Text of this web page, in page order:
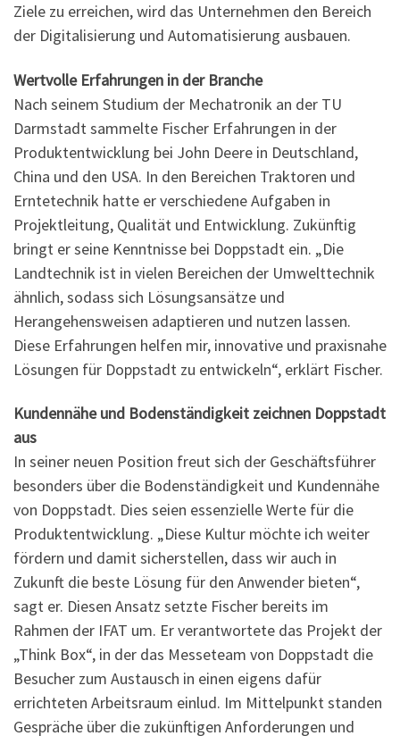
Ziele zu erreichen, wird das Unternehmen den Bereich
der Digitalisierung und Automatisierung ausbauen.
Wertvolle Erfahrungen in der Branche
Nach seinem Studium der Mechatronik an der TU
Darmstadt sammelte Fischer Erfahrungen in der
Produktentwicklung bei John Deere in Deutschland,
China und den USA. In den Bereichen Traktoren und
Erntetechnik hatte er verschiedene Aufgaben in
Projektleitung, Qualität und Entwicklung. Zukünftig
bringt er seine Kenntnisse bei Doppstadt ein. „Die
Landtechnik ist in vielen Bereichen der Umwelttechnik
ähnlich, sodass sich Lösungsansätze und
Herangehensweisen adaptieren und nutzen lassen.
Diese Erfahrungen helfen mir, innovative und praxisnahe
Lösungen für Doppstadt zu entwickeln“, erklärt Fischer.
Kundennähe und Bodenständigkeit zeichnen Doppstadt
aus
In seiner neuen Position freut sich der Geschäftsführer
besonders über die Bodenständigkeit und Kundennähe
von Doppstadt. Dies seien essenzielle Werte für die
Produktentwicklung. „Diese Kultur möchte ich weiter
fördern und damit sicherstellen, dass wir auch in
Zukunft die beste Lösung für den Anwender bieten“,
sagt er. Diesen Ansatz setzte Fischer bereits im
Rahmen der IFAT um. Er verantwortete das Projekt der
„Think Box“, in der das Messeteam von Doppstadt die
Besucher zum Austausch in einen eigens dafür
errichteten Arbeitsraum einlud. Im Mittelpunkt standen
Gespräche über die zukünftigen Anforderungen und